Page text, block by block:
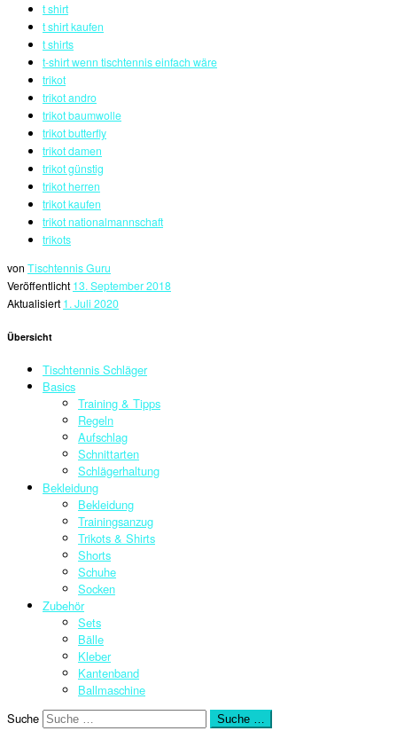
t shirt
t shirt kaufen
t shirts
t-shirt wenn tischtennis einfach wäre
trikot
trikot andro
trikot baumwolle
trikot butterfly
trikot damen
trikot günstig
trikot herren
trikot kaufen
trikot nationalmannschaft
trikots
von Tischtennis Guru
Veröffentlicht 13. September 2018
Aktualisiert 1. Juli 2020
Übersicht
Tischtennis Schläger
Basics
Training & Tipps
Regeln
Aufschlag
Schnittarten
Schlägerhaltung
Bekleidung
Bekleidung
Trainingsanzug
Trikots & Shirts
Shorts
Schuhe
Socken
Zubehör
Sets
Bälle
Kleber
Kantenband
Ballmaschine
Suche
Suche …